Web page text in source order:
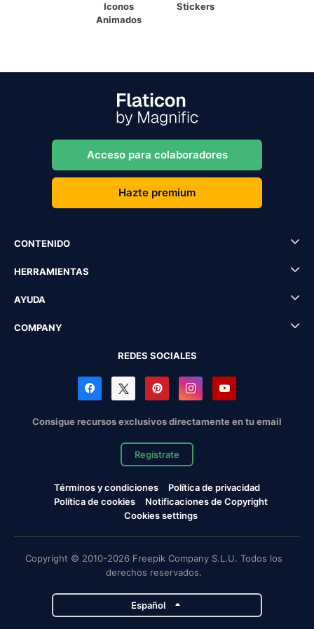
Iconos
Animados
Stickers
Acceso para colaboradores
Hazte premium
CONTENIDO
HERRAMIENTAS
AYUDA
COMPANY
REDES SOCIALES
Consigue recursos exclusivos directamente en tu email
Regístrate
Términos y condiciones
Política de privacidad
Política de cookies
Notificaciones de Copyright
Cookies settings
Copyright © 2010-2026 Freepik Company S.L.U. Todos los
derechos reservados.
Español